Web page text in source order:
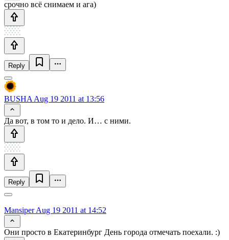
срочно всё снимаем и ага)
Reply
BUSHA Aug 19 2011 at 13:56
Да вот, в том то и дело. И… с ними.
Reply
MansiperAug 19 2011 at 14:52
Они просто в Екатеринбург День города отмечать поехали. :)